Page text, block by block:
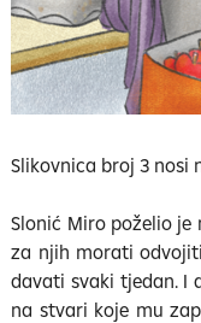
Slikovnica broj 3 nosi
Slonić Miro poželio je
za njih morati
davati svaki tjedan. I
na stvari koje mu